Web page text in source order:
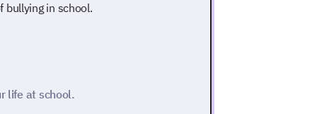
bullying in school.
life at school.